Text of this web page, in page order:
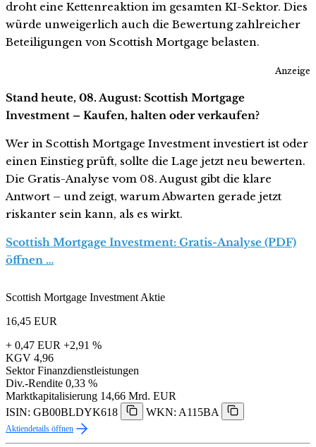
droht eine Kettenreaktion im gesamten KI-Sektor. Dies
würde unweigerlich auch die Bewertung zahlreicher
Beteiligungen von Scottish Mortgage belasten.
Anzeige
Stand heute, 08. August: Scottish Mortgage
Investment – Kaufen, halten oder verkaufen?
Wer in Scottish Mortgage Investment investiert ist oder
einen Einstieg prüft, sollte die Lage jetzt neu bewerten.
Die Gratis-Analyse vom 08. August gibt die klare
Antwort – und zeigt, warum Abwarten gerade jetzt
riskanter sein kann, als es wirkt.
Scottish Mortgage Investment: Gratis-Analyse (PDF)
öffnen …
Scottish Mortgage Investment Aktie
16,45 EUR
+ 0,47 EUR +2,91 %
KGV 4,96
Sektor Finanzdienstleistungen
Div.-Rendite 0,33 %
Marktkapitalisierung 14,66 Mrd. EUR
ISIN: GB00BLDYK618
WKN: A115BA
Aktiendetails öffnen